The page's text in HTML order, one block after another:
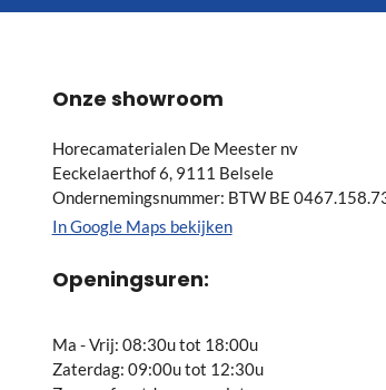
Onze showroom
Horecamaterialen De Meester nv
Eeckelaerthof 6, 9111 Belsele
Ondernemingsnummer: BTW BE
In Google Maps bekijken
Openingsuren:
Ma - Vrij: 08:30u tot 18:00u
Zaterdag: 09:00u tot 12:30u